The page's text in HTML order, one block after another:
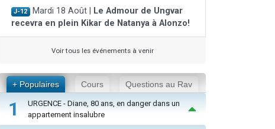
J-12 Mardi 18 Août |
Le Admour de Ungvar
recevra en plein Kikar de Natanya à Alonzo!
Voir tous les événements à venir
+ Populaires Cours Questions au Rav
1
URGENCE - Diane, 80 ans, en danger dans un
appartement insalubre